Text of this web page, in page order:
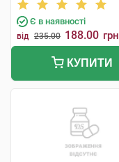
Є в наявності
від 235.00 188.00 грн
КУПИТИ